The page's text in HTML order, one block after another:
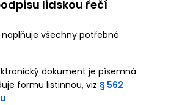
lidskou řečí
všechny potřebné
dokument je písemná
formu listinnou, viz § 562